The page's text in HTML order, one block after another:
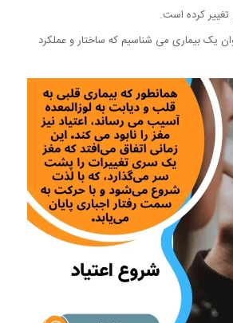
تغییر کرده است.
یک بیماری می شناسیم که ساختار و عملکرد